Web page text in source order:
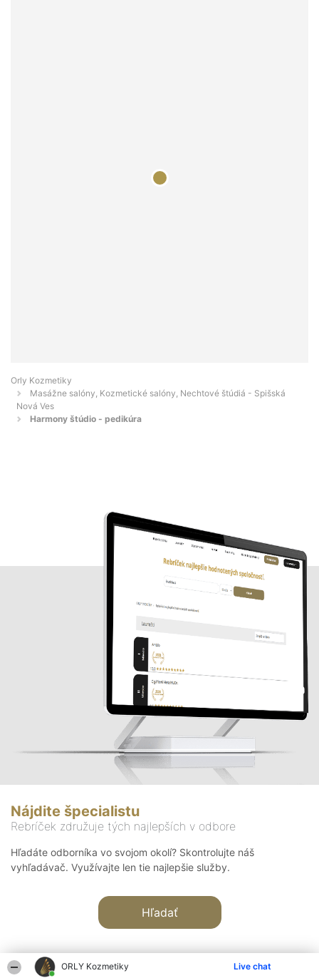
ORLY Kozmetiky Live chat
Orly Kozmetiky
Masážne salóny, Kozmetické salóny, Nechtové štúdiá - Spišská
Nová Ves
Harmony štúdio - pedikúra
Nájdite špecialistu
Rebríček združuje tých najlepších v odbore
Hľadáte odborníka vo svojom okolí? Skontrolujte náš
vyhľadávač. Využívajte len tie najlepšie služby.
Hľadať